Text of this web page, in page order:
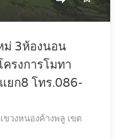
ม่ 3ห้องนอน
รงการโมทา
ยก8 โทร.086-
วงหนองค้างพลู เขต